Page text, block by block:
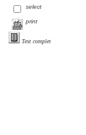
select
print
Text complet